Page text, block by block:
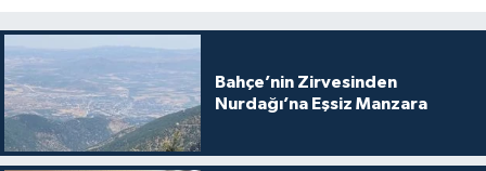
Bahçe’nin Zirvesinden
Nurdağı’na Eşsiz Manzara